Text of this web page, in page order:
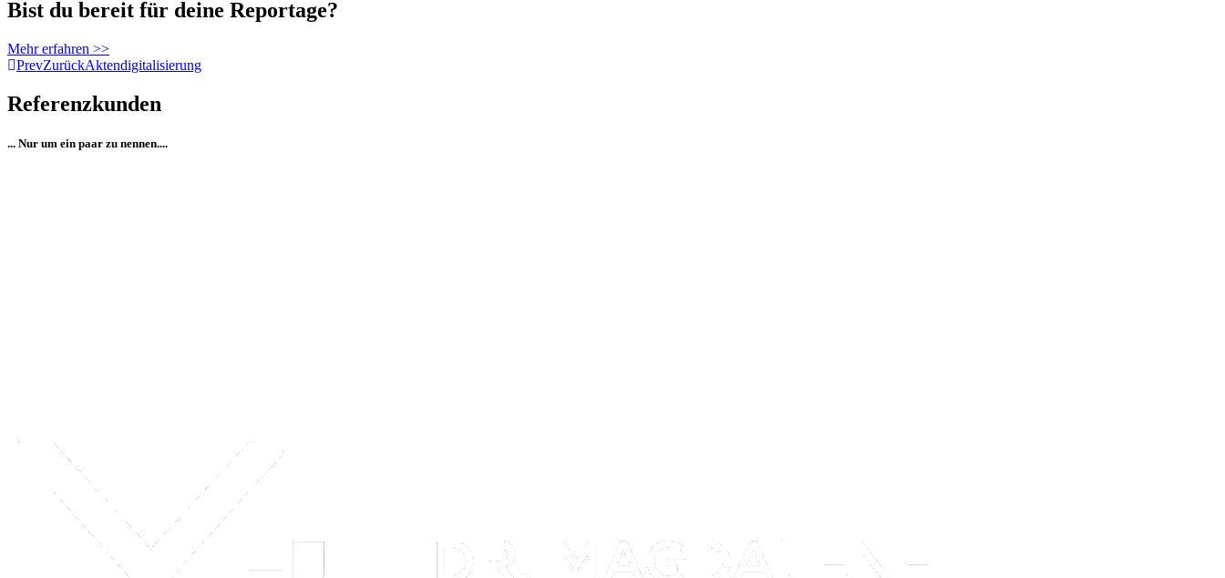
Bist du bereit für deine Reportage?
Mehr erfahren >>
PrevZurückAktendigitalisierung
Referenzkunden
... Nur um ein paar zu nennen....